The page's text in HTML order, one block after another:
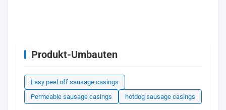
Produkt-Umbauten
Easy peel off sausage casings
Permeable sausage casings
hotdog sausage casings